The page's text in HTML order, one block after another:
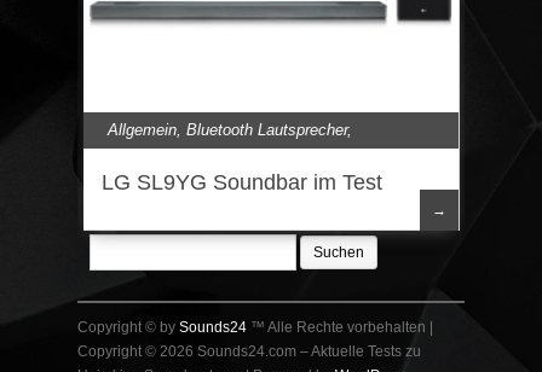
Allgemein Bluetooth Lautsprecher,
LG SL9YG Soundbar im Test
→
Suchen
nach:
Copyright © by Sounds24 ™ Alle Rechte vorbehalten |
Copyright © 2026 Sounds24.com – Aktuelle Tests zu